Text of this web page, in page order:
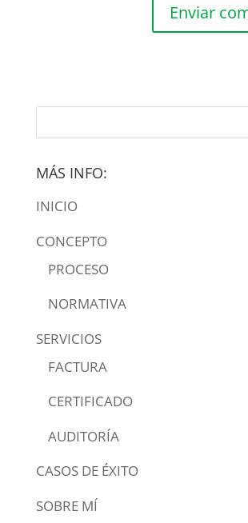
MÁS INFO:
INICIO
CONCEPTO
PROCESO
NORMATIVA
SERVICIOS
FACTURA
CERTIFICADO
AUDITORÍA
CASOS DE ÉXITO
SOBRE MÍ